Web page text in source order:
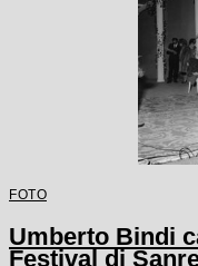
FOTO
Umberto Bindi
Festival di